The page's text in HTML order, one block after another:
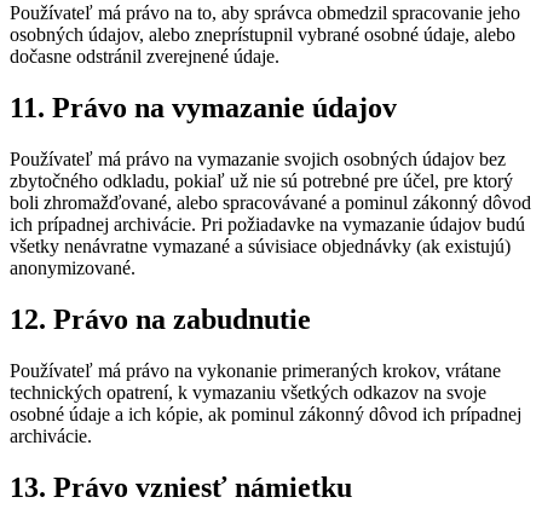
Používateľ má právo na to, aby správca obmedzil spracovanie jeho
osobných údajov, alebo zneprístupnil vybrané osobné údaje, alebo
dočasne odstránil zverejnené údaje.
11. Právo na vymazanie údajov
Používateľ má právo na vymazanie svojich osobných údajov bez
zbytočného odkladu, pokiaľ už nie sú potrebné pre účel, pre ktorý
boli zhromažďované, alebo spracovávané a pominul zákonný dôvod
ich prípadnej archivácie. Pri požiadavke na vymazanie údajov budú
všetky nenávratne vymazané a súvisiace objednávky (ak existujú)
anonymizované.
12. Právo na zabudnutie
Používateľ má právo na vykonanie primeraných krokov, vrátane
technických opatrení, k vymazaniu všetkých odkazov na svoje
osobné údaje a ich kópie, ak pominul zákonný dôvod ich prípadnej
archivácie.
13. Právo vzniesť námietku